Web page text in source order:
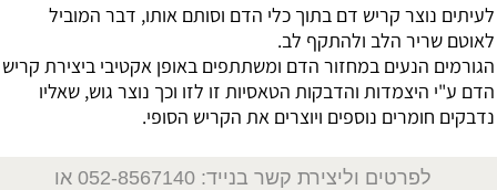
לעיתים נוצר קריש דם בתוך כלי הדם וסותם אותו, דבר המוביל
לאוטם שריר הלב ולהתקף לב.
הגורמים הנעים במחזור הדם ומשתתפים באופן אקטיבי ביצירת קריש
הדם ע"י היצמדות והדבקות הטאסיות זו לזו וכך נוצר גוש, שאליו
נדבקים חומרים נוספים ויוצרים את הקריש הסופי.
לפרטים וליצירת קשר בנייד: 052-8567140
או